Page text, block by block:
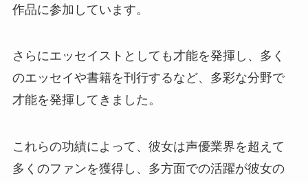
作品に参加しています。
さらにエッセイストとしても才能を発揮し、多く
のエッセイや書籍を刊行するなど、多彩な分野で
才能を発揮してきました。
これらの功績によって、彼女は声優業界を超えて
多くのファンを獲得し、多方面での活躍が彼女の